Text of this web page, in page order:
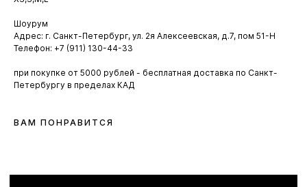
Шоурум
Адрес: г. Санкт-Петербург, ул. 2я Алексеевская, д.7, пом 51-Н
Телефон: +7 (911) 130-44-33
при покупке от 5000 рублей - бесплатная доставка по Санкт-
Петербургу в пределах КАД
ВАМ ПОНРАВИТСЯ